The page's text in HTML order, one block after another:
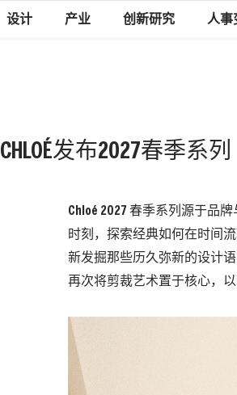
设计 产业 创新研究 人事
CHLOÉ发布2027春季系列
Chloé 2027 春季系列源于品
时刻，探索经典如何在时间
新发掘那些历久弥新的设计
再次将剪裁艺术置于核心，以